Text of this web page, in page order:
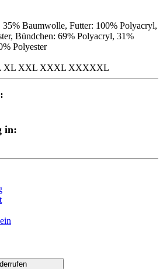
35% Baumwolle, Futter: 100% Polyacryl,
Bündchen: 69% Polyacryl, 31%
Polyester
L XL XXL XXXL XXXXXL
in: